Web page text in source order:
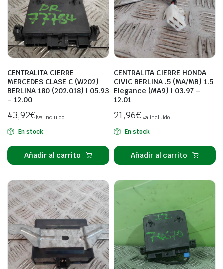
CENTRALITA CIERRE
MERCEDES CLASE C (W202)
BERLINA 180 (202.018) | 05.93
– 12.00
43,92€Iva incluido
En stock
Añadir al carrito
CENTRALITA CIERRE HONDA
CIVIC BERLINA .5 (MA/MB) 1.5
Elegance (MA9) | 03.97 –
12.01
21,96€Iva incluido
En stock
Añadir al carrito